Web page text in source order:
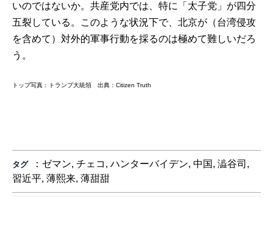
いのではないか。共産党内では、特に「太子党」が四分
五裂している。このような状況下で、北京が（台湾侵攻
を含めて）対外的軍事行動を採るのは極めて難しいだろ
う。
トップ写真：トランプ大統領 出典：Citizen Truth
タグ ： ゼマン, チェコ , ハンターバイデン, 中国, 澁谷司 ,
習近平,薄熙来,薄甜甜